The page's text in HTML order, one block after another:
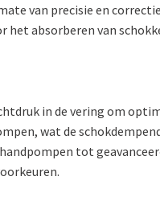
van precisie en
absorberen van
in de vering om
wat de
tot